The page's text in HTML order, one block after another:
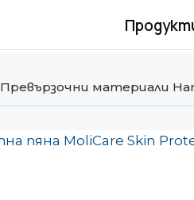
Превързочни материали